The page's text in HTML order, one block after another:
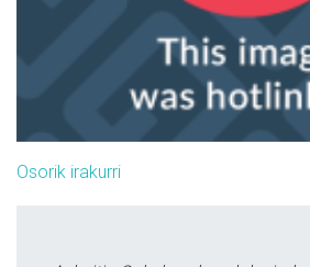
Osorik irakurri